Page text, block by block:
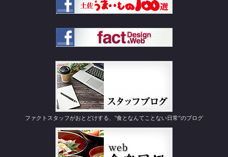
ファクトスタッフがおとどけする、"食となんてことない日常”のブログ